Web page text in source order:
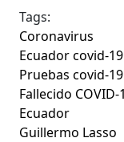
Tags:
Coronavirus
Ecuador covid-19
Pruebas covid-19
Fallecido COVID-
Ecuador
Guillermo Lasso